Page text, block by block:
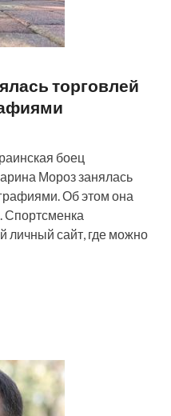
торговлей
боец
Мороз занялась
Об этом она
Спортсменка
личный сайт, где можно